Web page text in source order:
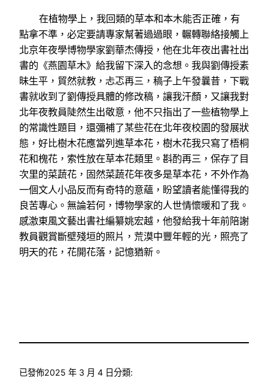
在植物學上，我回類的草本和本木能否正確，有
點拿不準，必定要請專家幫著過過眼，輾轉聯絡接觸上
北京年夜學博物學家劉華杰傳授，他在北年夜出書社出
書的《燕園草木》給我留下深入的念想。我與劉傳授素
昧生平，貿然就教，忐忑再三，稿子上午發曩昔，下戰
書就收到了劉傳授具體的修改稿，讓我汗顏，又讓我對
北年夜教員陡然生出敬意，他不只指出了一些植物學上
的常識性題目，還彌補了某些花在北年夜校園的發展狀
態，好比樹木花應當列進草本花，樹木花我只寫了梧桐
花和槐花，索性放在草本花類里。斟酌再三，保存了目
次里的菜蔬花，固然菜蔬花年夜多是草本花，不外作為
一個文人小品反而有奇特的意蘊，盼望讀者能懂得我的
良苦專心。無論若何，博物學家的人世情懷暖和了我。
感激東風文藝出書社編纂姚宏越，他發給我十年前陪謝
教員觀賞斷壁殘垣的照片，荒漠中豐年輕的光，照亮了
明天的花，花開花落，記憶猶新。
已發佈2025 年 3 月 4 日分類: